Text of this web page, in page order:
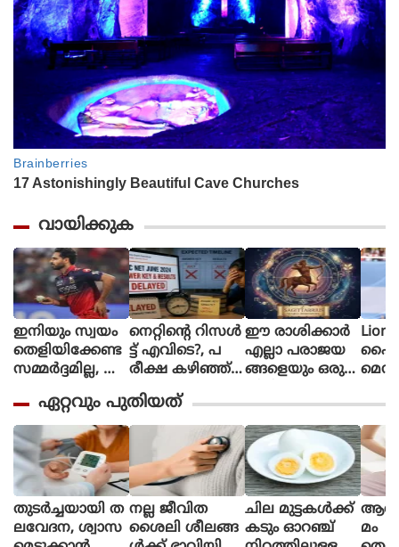
വായിക്കുക
ഇനിയും സ്വയം
തെളിയിക്കേണ്ട
സമ്മർദ്ദമില്ല, അ
ഭിച്ചാൽ സ
ന്തോഷം അത്ര
മാത്രം : ഭുവ
നേശ്വർ കുമാർ
നെറ്റിൻ്റെ റിസൾ
ട്ട് എവിടെ?, പ
രീക്ഷ കഴിഞ്ഞ്
ഒരു മാസ
മായിട്ടും ഉത്തര
സൂചിക
പോലുമില്ല, ആ
ശങ്കയിൽ
വിദ്യാർഥികൾ
ഈ രാശിക്കാര്‍
എല്ലാ പരാജയ
ങ്ങളെയും ഒരു
വാക്കി മാറ്റുന്നു
ഏറ്റവും പുതിയത്
തുടർച്ചയായി ത
ലവേദന, ശ്വാസ
നല്ല ജീവിത
ശൈലി ശീലങ്ങ
ചില മുട്ടകള്‍ക്ക്
കടും ഓറഞ്ച്
മം